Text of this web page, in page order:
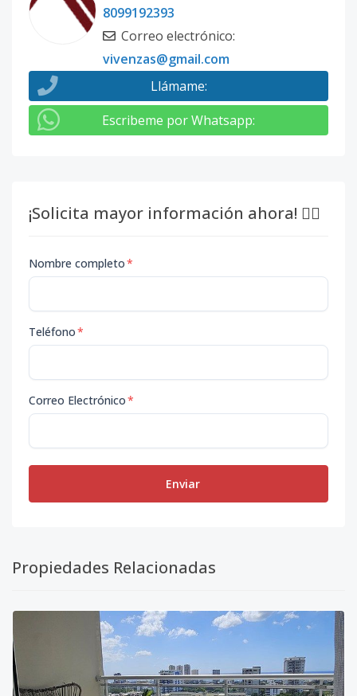
8099192393
Correo electrónico:
vivenzas@gmail.com
Llámame:
Escribeme por Whatsapp:
¡Solicita mayor información ahora! 👇🏽
Nombre completo*
Teléfono*
Correo Electrónico*
Enviar
Propiedades Relacionadas